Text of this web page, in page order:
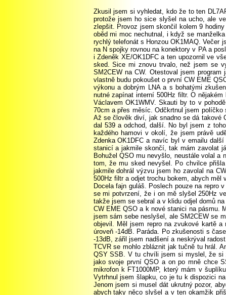
Zkusil jsem si vyhledat, kdo že to ten DL7APV vůbec je. Když jsem zjistil o jakého Big Guns se jedná, tak jsem s hrůzou musel konstatovat, že mi to vůbec nehraje, protože jsem ho sice slyšel na ucho, ale ve špičkách pouze -21dB, což se mi v dané chvíli zdálo hrozně málo. Tak jsem to všechno povypínal a přemýšlel, jak to zlepšit. Provoz jsem skončil kolem 9 hodiny dopoledne. Tou dobou byl měsíc teprve na své cestě nahoru na oblohu, ale pracovní povinnosti mě bohužel donutili a tak oběd mi moc nechutnal, i když se manželka snažila sebevíc. Snad jen to první EME QSO a splněný sen mi náladu lehce zlepšoval. Ještě ten den odpoledne proběhl rychlý telefonát s Honzou OK1MAQ. Večer jsem zajel do Plzně pro opravený druhý kousek LNA s BFG425. Bohužel jsem se vrátil za tmy. Namontoval jsem proto LNA na N spojky rovnou na konektory v PA a poslechem jsem zjistil, že DB0KI je tu rázem o 3S silnější. To už se mi zdálo dostatečné. V noci jsem zjistil na chatu, že je tu i Zdeněk XE/OK1DFC a ten upozornil ve všech možných EME kanálech, že jsem QRV jako nová stanice na EME z OK a tak jsem ráno měl v emailu první žádost o sked. Sice mi znovu trvalo, než jsem se vyhrabal a byl schopen provozu, ale vidina více QSO, když je tam další LNA mě hnala kupředu. První žádost přišla od SM2CEW na CW. Otestoval jsem program jak vyrábí CW značky, nabudil patřičně PA a čekal. Na netu jsem zjistil s kým budu mít tu čest a po zjištění s kým se vlastně budu pokoušet o první CW EME QSO jsem se uklidnil. Proti mně stál další z rodu Big Guns s parabolou, která by šla použít jako střecha na garáž, s dostatkem výkonu a dobrým LNA a s bohatými zkušenostmi. Přišel čas a najednou se mi na kmitočtu o doppler vedle ozval zreproduktoru na TCVR SM2CEW. Vůbec nebylo nutné zapínat interní 500Hz filtr. O nějakém DSP ani nemluvím, stejně jsem ho neměl sebou. Prostě si tam jen tak hrál svou línou CW a já to poslouchal společně s Václavem OK1WMV. Skauti by to v pohodě stíhali psát čárku po čárce a přeříkavat. Nu což, na KV jich děláme během závodu moc moc, ale tady to bylo jiné. Na 70cm a přes měsíc. Odčkrtnul jsem políčko s reportem, políčko zapnout vysílací periodu a už to jelo. Co perioda, to prošlo. Naprosto bez problémů a naprosto hladce. Až se člověk diví, jak snadno se dá takové CW QSO udělat. Asi takhle – buch buch hotovo. Prostě paráda. Kdyby to bylo na KV, řekněme